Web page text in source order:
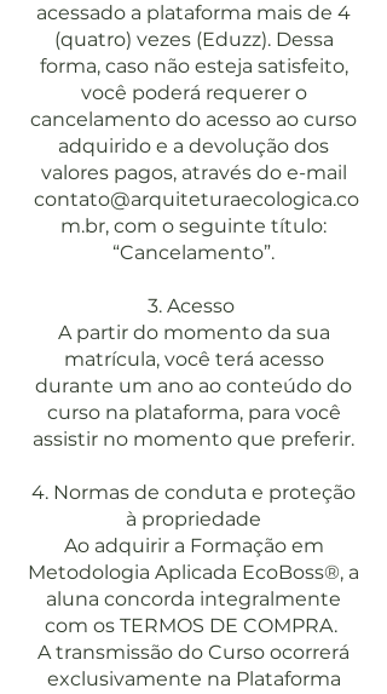
acessado a plataforma mais de 4
(quatro) vezes (Eduzz). Dessa
forma, caso não esteja satisfeito,
você poderá requerer o
cancelamento do acesso ao curso
adquirido e a devolução dos
valores pagos, através do e-mail
contato@arquiteturaecologica.co
m.br, com o seguinte título:
“Cancelamento”.
3. Acesso
A partir do momento da sua
matrícula, você terá acesso
durante um ano ao conteúdo do
curso na plataforma, para você
assistir no momento que preferir.
4. Normas de conduta e proteção
à propriedade
Ao adquirir a Formação em
Metodologia Aplicada EcoBoss®, a
aluna concorda integralmente
com os TERMOS DE COMPRA.
A transmissão do Curso ocorrerá
exclusivamente na Plataforma